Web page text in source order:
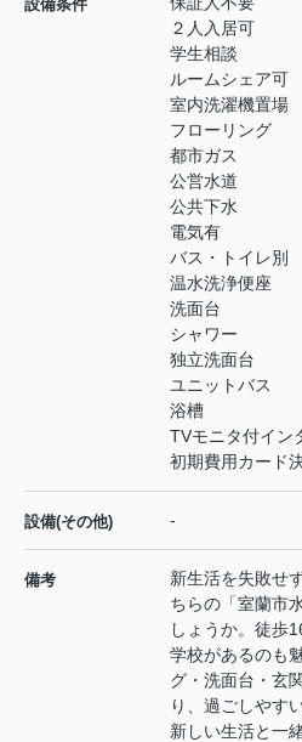
設備条件
２人入居可
学生相談
ルームシェア可
室内洗濯機置場
フローリング
都市ガス
公営水道
公共下水
電気有
バス・トイレ別
温水洗浄便座
洗面台
シャワー
独立洗面台
ユニットバス
浴槽
TVモニタ付イン
初期費用カード
設備(その他) -
備考
新生活を失敗せ
ちらの「室蘭市
しょうか。徒歩
学校があるのも
グ・洗面台・玄
り、過ごしやす
新しい生活と一